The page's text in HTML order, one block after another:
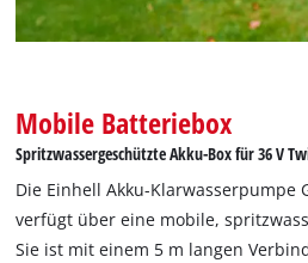
Mobile Batteriebox
Spritzwassergeschützte Akku-Box für 36 V
Die Einhell Akku-Klarwasserpumpe
verfügt über eine mobile,
Sie ist mit einem 5 m langen